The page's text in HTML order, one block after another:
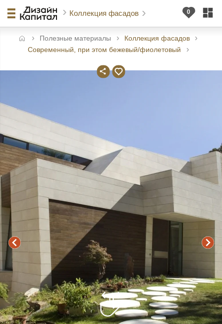
Коллекция фасадов
Полезные материалы
Коллекция фасадов
Современный, при этом бежевый/фиолетовый